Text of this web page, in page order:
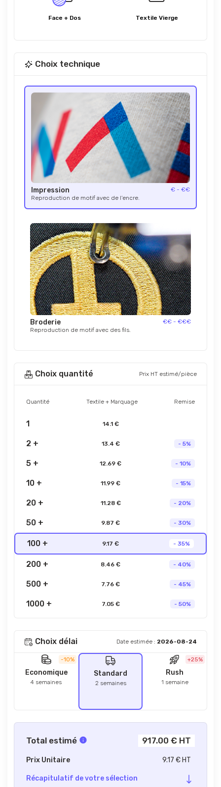
Face + Dos Textile Vierge
Choix technique
Impression
€ - €€
Reproduction de motif avec de l’encre.
Broderie
€€ - €€€
Reproduction de motif avec des fils.
Choix quantité Prix HT estimé/pièce
Quantité Textile + Marquage Remise
1 14.1 €
2 + 13.4 € - 5%
5 + 12.69 € - 10%
10 + 11.99 € - 15%
20 + 11.28 € - 20%
50 + 9.87 € - 30%
100 + 9.17 € - 35%
200 + 8.46 € - 40%
500 + 7.76 € - 45%
1000 + 7.05 € - 50%
Choix délai Date estimée : 2026-08-24
-10%
Economique
4 semaines
Standard
2 semaines
+25%
Rush
1 semaine
Total estimé 917.00 € HT
Prix Unitaire 9.17 € HT
Récapitulatif de votre sélection